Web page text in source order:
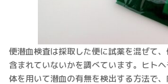
便潜血検査は採取した便に試薬を混ぜて
含まれていないかを調べています。ヒト
体を用いて潜血の有無を検出する方法で